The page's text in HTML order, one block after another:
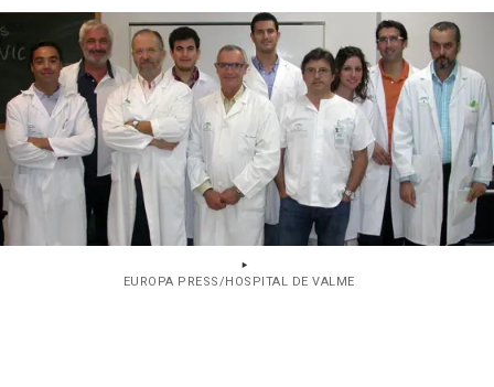
EUROPA PRESS/HOSPITAL DE VALME